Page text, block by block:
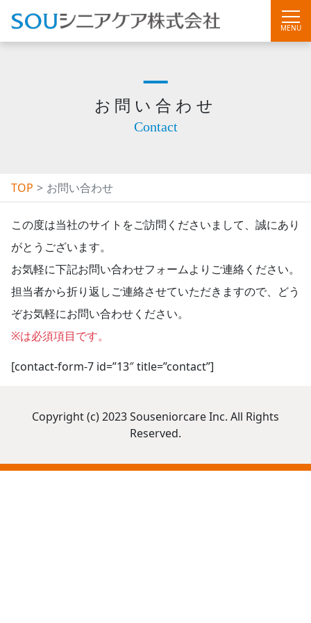
お問い合わせ
TOP お問い合わせ
この度は当社のサイトをご訪問くださいまして、誠にあり
がとうございます。
お気軽に下記お問い合わせフォームよりご連絡ください。
担当者から折り返しご連絡させていただきますので、どう
ぞお気軽にお問い合わせください。
※は必須項目です。
[contact-form-7 id=”13″ title=”contact”]
Copyright (c) 2023 Souseniorcare Inc. All Rights
Reserved.